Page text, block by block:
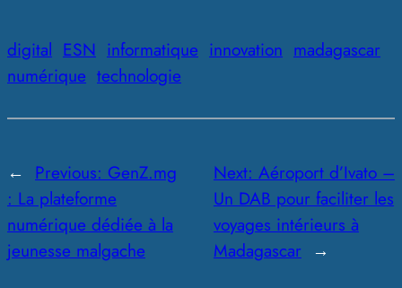
digital ESN informatique innovation madagascar
numérique technologie
← Previous: GenZ.mg
: La plateforme
numérique dédiée à la
jeunesse malgache
Next: Aéroport d’Ivato –
Un DAB pour faciliter les
voyages intérieurs à
Madagascar →